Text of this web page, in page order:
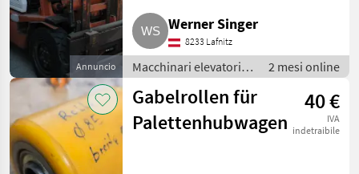
Annuncio
Werner Singer
8233 Lafnitz
Macchinari elevatori e
per magazzino /
Carrello elevatore
2 mesi online
Gabelrollen für
Palettenhubwagen
40 €
IVA
indetraibile